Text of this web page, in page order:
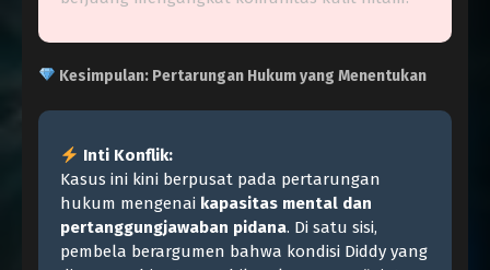
Kesimpulan: Pertarungan Hukum yang Menentukan
Inti Konflik:
Kasus ini kini berpusat pada pertarungan
hukum mengenai kapasitas mental dan
pertanggungjawaban pidana. Di satu sisi,
pembela berargumen bahwa kondisi Diddy yang